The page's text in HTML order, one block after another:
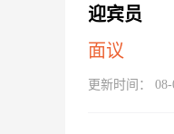
迎宾员
面议
更新时间： 08-